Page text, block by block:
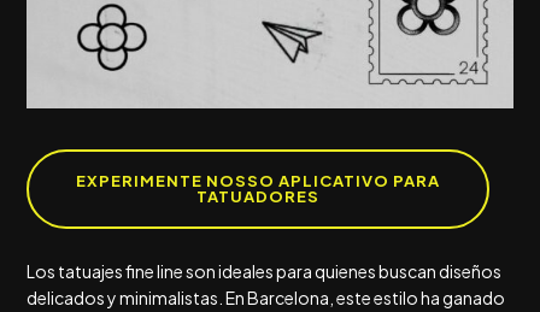
EXPERIMENTE NOSSO APLICATIVO PARA
TATUADORES
Los tatuajes fine line son ideales para quienes buscan diseños
delicados y minimalistas. En Barcelona, este estilo ha ganado